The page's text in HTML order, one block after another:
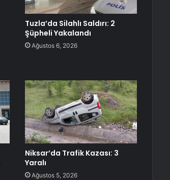
Tuzla’da Silahlı Saldırı: 2
Şüpheli Yakalandı
Ağustos 6, 2026
Niksar’da Trafik Kazası: 3
Yaralı
Ağustos 5, 2026